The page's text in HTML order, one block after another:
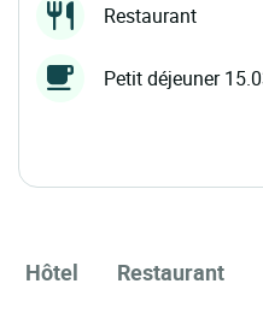
Restaurant
Petit déjeuner
Hôtel Restaurant